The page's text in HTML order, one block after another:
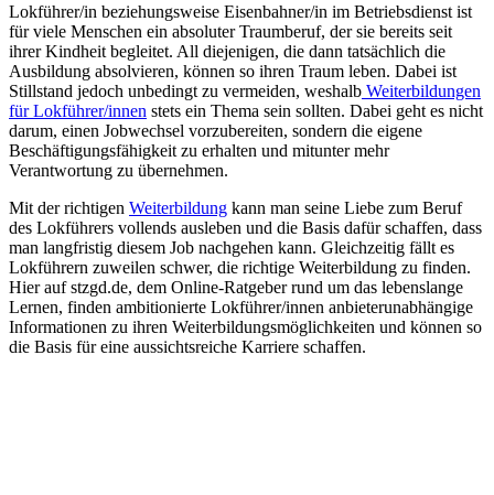
Lokführer/in beziehungsweise Eisenbahner/in im Betriebsdienst ist
für viele Menschen ein absoluter Traumberuf, der sie bereits seit
ihrer Kindheit begleitet. All diejenigen, die dann tatsächlich die
Ausbildung absolvieren, können so ihren Traum leben. Dabei ist
Stillstand jedoch unbedingt zu vermeiden, weshalb Weiterbildungen
für Lokführer/innen stets ein Thema sein sollten. Dabei geht es nicht
darum, einen Jobwechsel vorzubereiten, sondern die eigene
Beschäftigungsfähigkeit zu erhalten und mitunter mehr
Verantwortung zu übernehmen.
Mit der richtigen Weiterbildung kann man seine Liebe zum Beruf
des Lokführers vollends ausleben und die Basis dafür schaffen, dass
man langfristig diesem Job nachgehen kann. Gleichzeitig fällt es
Lokführern zuweilen schwer, die richtige Weiterbildung zu finden.
Hier auf stzgd.de, dem Online-Ratgeber rund um das lebenslange
Lernen, finden ambitionierte Lokführer/innen anbieterunabhängige
Informationen zu ihren Weiterbildungsmöglichkeiten und können so
die Basis für eine aussichtsreiche Karriere schaffen.